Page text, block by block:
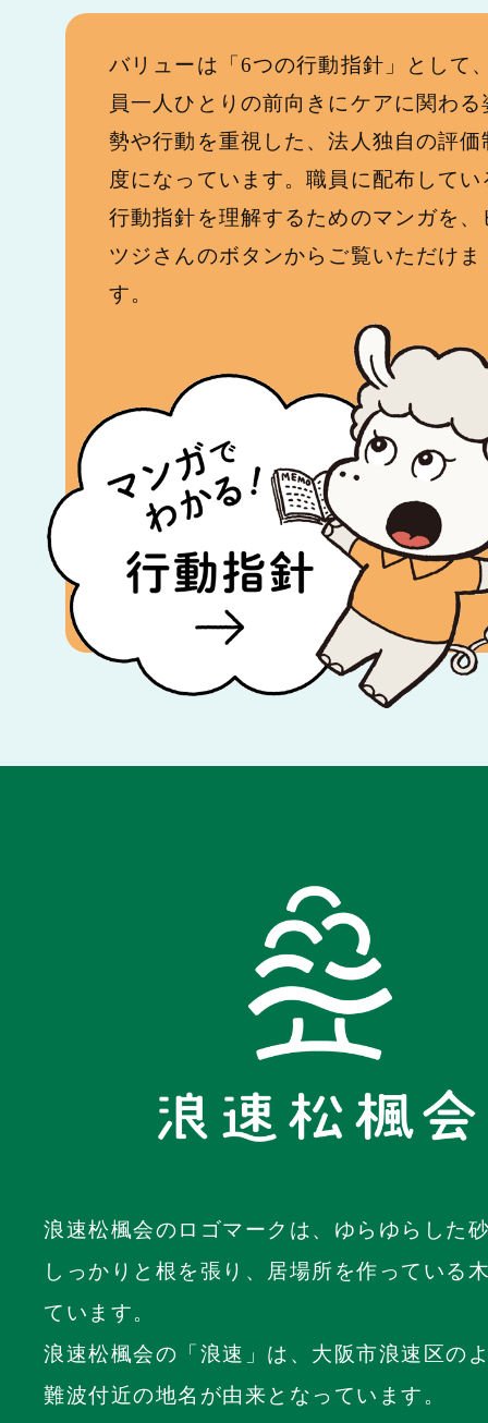
バリューは「6つの行動指針」として
員一人ひとりの前向きにケアに関わる
勢や行動を重視した、法人独自の評価
度になっています。職員に配布してい
行動指針を理解するためのマンガを、
ツジさんのボタンからご覧いただけま
す。
浪速松楓会のロゴマークは、ゆらゆらした
しっかりと根を張り、居場所を作っている
ています。
浪速松楓会の「浪速」は、大阪市浪速区の
難波付近の地名が由来となっています。